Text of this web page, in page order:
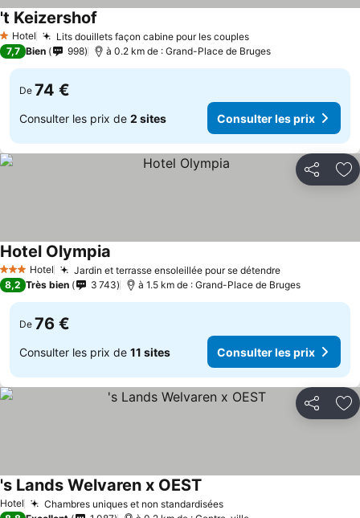
1 Étoiles
Hotel Lits douillets façon cabine pour les couples
't Keizershof
7,7 Bien 998 à 0.2 km de : Grand-Place de Bruges
De 74 €
Consulter les prix de 2 sites Consulter les prix
Partager
3 ÉtoilesHotel Jardin et terrasse ensoleillée pour se détendre
Hotel Olympia
8,2 Très bien 3 743 à 1.5 km de : Grand-Place de Bruges
De 76 €
Consulter les prix de 11 sites Consulter les prix
Partager
Hotel Chambres uniques et non standardisées
's Lands Welvaren x OEST